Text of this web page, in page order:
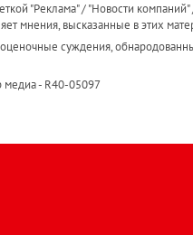
"Реклама" / "Новости
мнения, высказанные в этих
суждения,
медиа - R40-05097